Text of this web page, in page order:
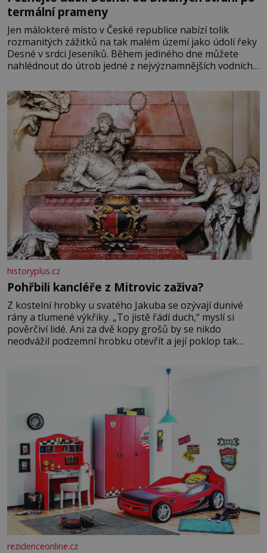
termální prameny
Jen málokteré místo v České republice nabízí tolik
rozmanitých zážitků na tak malém území jako údolí řeky
Desné v srdci Jeseníků. Během jediného dne můžete
nahlédnout do útrob jedné z nejvýznamnějších vodních
se na koloběžce a den zakončit poznáváním památek ve
Velkých Losinách nebo v termálním
historyplus.cz
Pohřbili kancléře z Mitrovic zaživa?
Z kostelní hrobky u svatého Jakuba se ozývají dunivé
rány a tlumené výkřiky. „To jistě řádí duch,“ myslí si
pověrčiví lidé. Ani za dvě kopy grošů by se nikdo
neodvážil podzemní hrobku otevřít a její poklop tak
rezidenceonline.cz